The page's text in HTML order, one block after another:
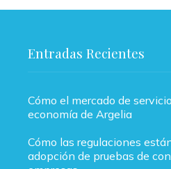
Entradas Recientes
Cómo el mercado de
economía de Argelia
Cómo las regulaciones
adopción de pruebas de